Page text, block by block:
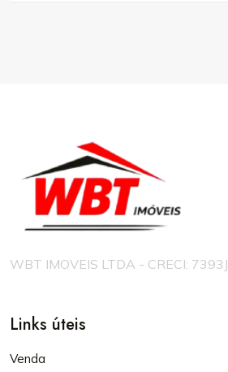
WBT IMOVEIS LTDA - CRECI: 7393J
Links úteis
Venda